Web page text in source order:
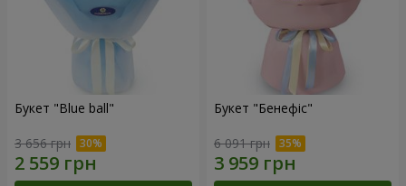
Букет "Blue ball"
3 656 грн
Букет "Бенефіс"
6 091 грн